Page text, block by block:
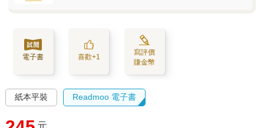
電子書 喜歡+1
寫評價
賺金幣
紙本平裝 Readmoo 電子書